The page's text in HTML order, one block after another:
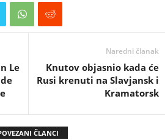
Le
Naredni članak
Knutov objasnio kada će
Rusi krenuti na Slavjansk i
Kramatorsk
ČLANCI